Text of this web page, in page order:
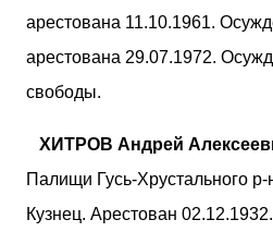
арестована 11.10.1961.
арестована 29.07.1972.
свободы.
ХИТРОВ Андрей
Палищи Гусь-Хрустального
Кузнец. Арестован